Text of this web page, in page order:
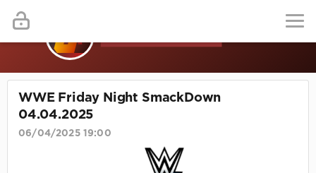
WWE Friday Night SmackDown
04.04.2025
06/04/2025 19:00